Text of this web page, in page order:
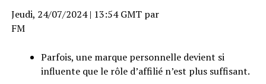
Jeudi, 24/07/2024 | 13:54 GMT par
FM
Parfois, une marque personnelle devient si
influente que le rôle d’affilié n’est plus suffisant.